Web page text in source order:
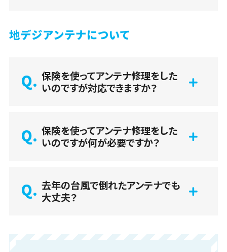
地デジアンテナについて
保険を使ってアンテナ修理をした
いのですが対応できますか？
保険を使ってアンテナ修理をした
いのですが何が必要ですか？
去年の台風で倒れたアンテナでも
大丈夫？